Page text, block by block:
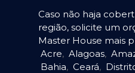
Caso não haja
região, solicite um
Master House mais
Acre, Alagoas,
Bahia, Ceará,